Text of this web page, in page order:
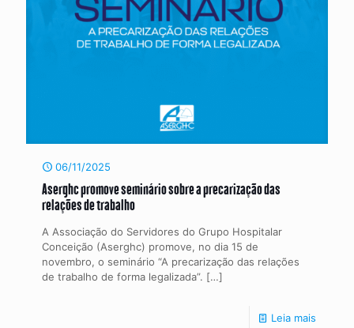
06/11/2025
Aserghc promove seminário sobre a precarização das
relações de trabalho
A Associação do Servidores do Grupo Hospitalar
Conceição (Aserghc) promove, no dia 15 de
novembro, o seminário “A precarização das relações
de trabalho de forma legalizada”. […]
Leia mais